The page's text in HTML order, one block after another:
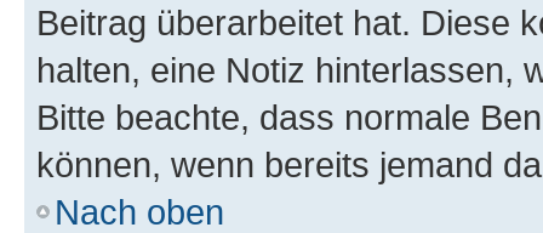
Beitrag überarbeitet hat. Diese
halten, eine Notiz hinterlassen,
Bitte beachte, dass normale
können, wenn bereits jemand
Nach oben